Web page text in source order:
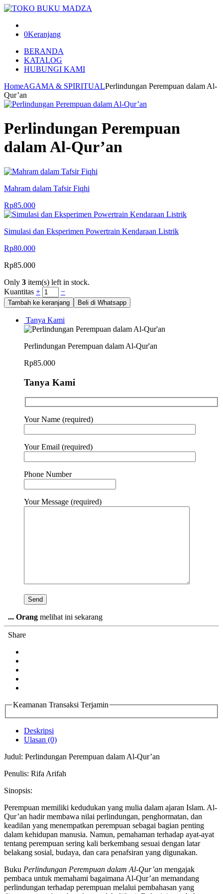
0Keranjang
BERANDA
KATALOG
HUBUNGI KAMI
HomeAGAMA & SPIRITUALPerlindungan Perempuan dalam Al-
Qur’an
Perlindungan Perempuan
dalam Al-Qur’an
Mahram dalam Tafsir Fiqhi
Rp85.000
Simulasi dan Eksperimen Powertrain Kendaraan Listrik
Rp80.000
Rp85.000
Only 3 item(s) left in stock.
Kuantitas + −
Tambah ke keranjang Beli di Whatsapp
Tanya Kami
Perlindungan Perempuan dalam Al-Qur'an
Rp85.000
Tanya Kami
Your Name (required)
Your Email (required)
Phone Number
Your Message (required)
... Orang melihat ini sekarang
Share
Keamanan Transaksi Terjamin
Deskripsi
Ulasan (0)
Judul: Perlindungan Perempuan dalam Al-Qur’an
Penulis: Rifa Arifah
Sinopsis:
Perempuan memiliki kedudukan yang mulia dalam ajaran Islam. Al-
Qur’an hadir membawa nilai perlindungan, penghormatan, dan
keadilan yang menempatkan perempuan sebagai bagian penting
dalam kehidupan manusia. Namun, pemahaman terhadap ayat-ayat
tentang perempuan sering kali berkembang sesuai dengan latar
belakang sosial, budaya, dan cara penafsiran yang digunakan.
Buku Perlindungan Perempuan dalam Al-Qur’an mengajak
pembaca untuk memahami bagaimana Al-Qur’an memandang
perlindungan terhadap perempuan melalui pembahasan yang